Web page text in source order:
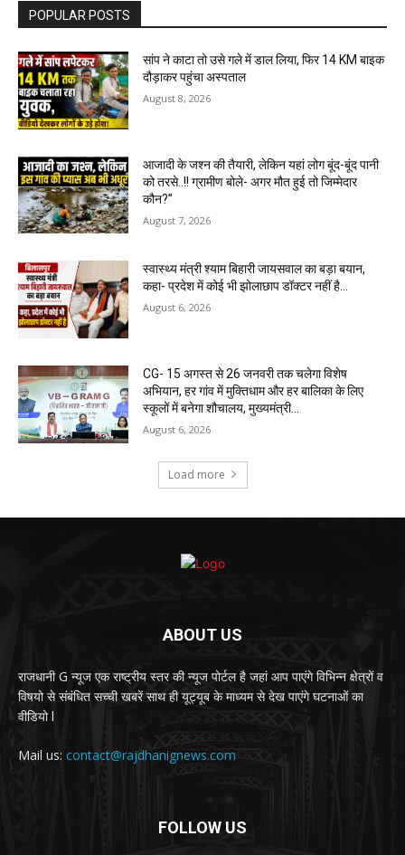
POPULAR POSTS
सांप ने काटा तो उसे गले में डाल लिया, फिर 14 KM बाइक
दौड़ाकर पहुंचा अस्पताल
August 8, 2026
आजादी के जश्न की तैयारी, लेकिन यहां लोग बूंद-बूंद पानी
को तरसे..!! ग्रामीण बोले- अगर मौत हुई तो जिम्मेदार
कौन?”
August 7, 2026
स्वास्थ्य मंत्री श्याम बिहारी जायसवाल का बड़ा बयान,
कहा- प्रदेश में कोई भी झोलाछाप डॉक्टर नहीं है…
August 6, 2026
CG- 15 अगस्त से 26 जनवरी तक चलेगा विशेष
अभियान, हर गांव में मुक्तिधाम और हर बालिका के लिए
स्कूलों में बनेगा शौचालय, मुख्यमंत्री...
August 6, 2026
Load more
ABOUT US
राजधानी G न्यूज एक राष्ट्रीय स्तर की न्यूज पोर्टल है जहां आप पाएंगे विभिन्न क्षेत्रों व
विषयो से संबंधित सच्ची खबरें साथ ही यूट्यूब के माध्यम से देख पाएंगे घटनाओं का
वीडियो l
Mail us: contact@rajdhanignews.com
FOLLOW US